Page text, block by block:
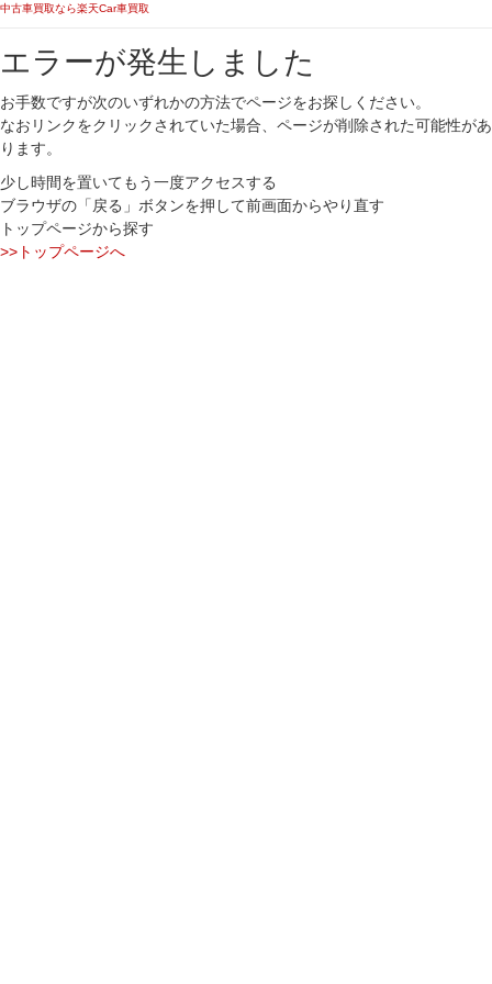
中古車買取なら楽天Car車買取
エラーが発生しました
お手数ですが次のいずれかの方法でページをお探しください。
なおリンクをクリックされていた場合、ページが削除された可能性があ
ります。
少し時間を置いてもう一度アクセスする
ブラウザの「戻る」ボタンを押して前画面からやり直す
トップページから探す
>>トップページへ